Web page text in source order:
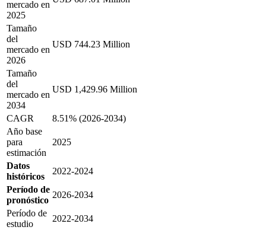
mercado en
2025
Tamaño
del
mercado en
2026
USD 744.23 Million
Tamaño
del
mercado en
2034
USD 1,429.96 Million
CAGR
8.51% (2026-2034)
Año base
para
estimación
2025
Datos
históricos
2022-2024
Período de
pronóstico
2026-2034
Período de
estudio
2022-2034